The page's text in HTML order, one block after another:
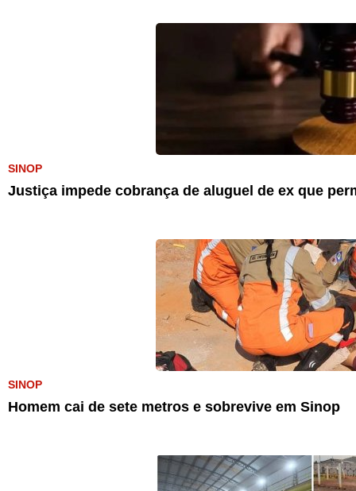
SINOP
Justiça impede cobrança de aluguel de ex que
SINOP
Homem cai de sete metros e sobrevive em Sinop